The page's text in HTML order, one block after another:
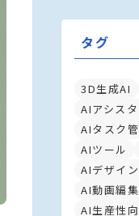
タグ
3D生成AI
AIアシス
AIタスク
AIツール
AIデザイ
AI動画編集
AI生産性